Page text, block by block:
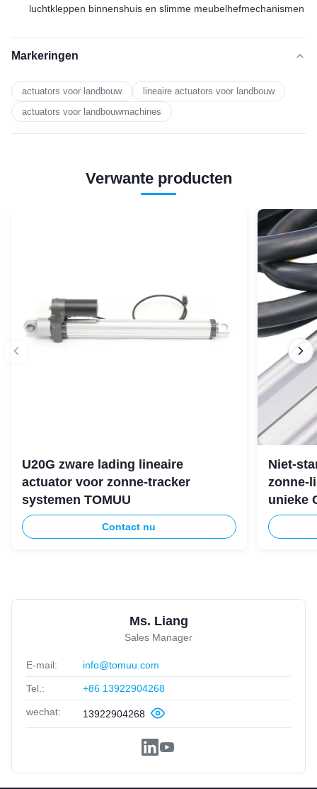
luchtkleppen binnenshuis en slimme meubelhefmechanismen
Markeringen
actuators voor landbouw
lineaire actuators voor landbouw
actuators voor landbouwmachines
Verwante producten
U20G zware lading lineaire
actuator voor zonne-tracker
systemen TOMUU
Contact nu
Niet-
zonne-
unieke
Ms. Liang
Sales Manager
E-mail: info@tomuu.com
Tel.: +86 13922904268
wechat: 13922904268